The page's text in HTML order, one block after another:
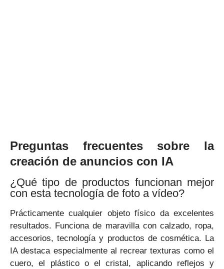
Preguntas frecuentes sobre la
creación de anuncios con IA
¿Qué tipo de productos funcionan mejor
con esta tecnología de foto a vídeo?
Prácticamente cualquier objeto físico da excelentes
resultados. Funciona de maravilla con calzado, ropa,
accesorios, tecnología y productos de cosmética. La
IA destaca especialmente al recrear texturas como el
cuero, el plástico o el cristal, aplicando reflejos y